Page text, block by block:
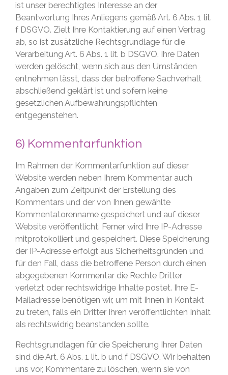
ist unser berechtigtes Interesse an der
Beantwortung Ihres Anliegens gemäß Art. 6 Abs. 1 lit.
f DSGVO. Zielt Ihre Kontaktierung auf einen Vertrag
ab, so ist zusätzliche Rechtsgrundlage für die
Verarbeitung Art. 6 Abs. 1 lit. b DSGVO. Ihre Daten
werden gelöscht, wenn sich aus den Umständen
entnehmen lässt, dass der betroffene Sachverhalt
abschließend geklärt ist und sofern keine
gesetzlichen Aufbewahrungspflichten
entgegenstehen.
6) Kommentarfunktion
Im Rahmen der Kommentarfunktion auf dieser
Website werden neben Ihrem Kommentar auch
Angaben zum Zeitpunkt der Erstellung des
Kommentars und der von Ihnen gewählte
Kommentatorenname gespeichert und auf dieser
Website veröffentlicht. Ferner wird Ihre IP-Adresse
mitprotokolliert und gespeichert. Diese Speicherung
der IP-Adresse erfolgt aus Sicherheitsgründen und
für den Fall, dass die betroffene Person durch einen
abgegebenen Kommentar die Rechte Dritter
verletzt oder rechtswidrige Inhalte postet. Ihre E-
Mailadresse benötigen wir, um mit Ihnen in Kontakt
zu treten, falls ein Dritter Ihren veröffentlichten Inhalt
als rechtswidrig beanstanden sollte.
Rechtsgrundlagen für die Speicherung Ihrer Daten
sind die Art. 6 Abs. 1 lit. b und f DSGVO. Wir behalten
uns vor, Kommentare zu löschen, wenn sie von